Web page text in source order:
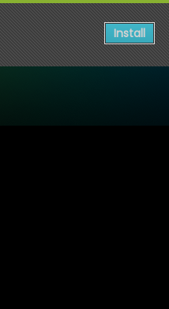
Install